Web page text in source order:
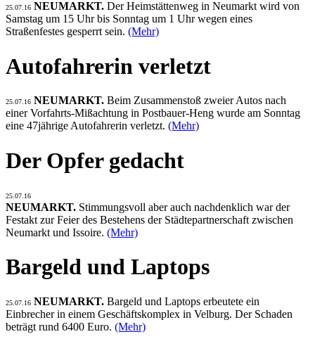
25.07.16 NEUMARKT. Der Heimstättenweg in Neumarkt wird von
Samstag um 15 Uhr bis Sonntag um 1 Uhr wegen eines
Straßenfestes gesperrt sein. (Mehr)
Autofahrerin verletzt
25.07.16 NEUMARKT. Beim Zusammenstoß zweier Autos nach
einer Vorfahrts-Mißachtung in Postbauer-Heng wurde am Sonntag
eine 47jährige Autofahrerin verletzt. (Mehr)
Der Opfer gedacht
25.07.16
NEUMARKT. Stimmungsvoll aber auch nachdenklich war der
Festakt zur Feier des Bestehens der Städtepartnerschaft zwischen
Neumarkt und Issoire. (Mehr)
Bargeld und Laptops
25.07.16 NEUMARKT. Bargeld und Laptops erbeutete ein
Einbrecher in einem Geschäftskomplex in Velburg. Der Schaden
beträgt rund 6400 Euro. (Mehr)